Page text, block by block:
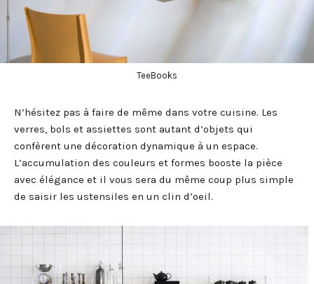
TeeBooks
N’hésitez pas à faire de même dans votre cuisine. Les
verres, bols et assiettes sont autant d’objets qui
confèrent une décoration dynamique à un espace.
L’accumulation des couleurs et formes booste la pièce
avec élégance et il vous sera du même coup plus simple
de saisir les ustensiles en un clin d’oeil.